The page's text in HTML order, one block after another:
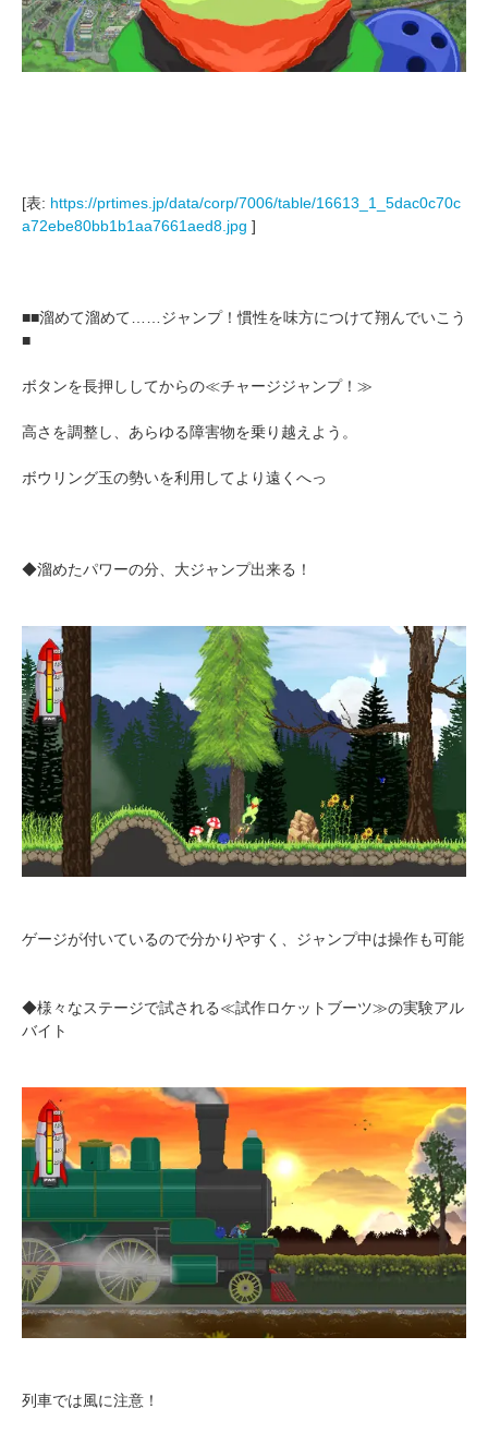
[表: https://prtimes.jp/data/corp/7006/table/16613_1_5dac0c70c
a72ebe80bb1b1aa7661aed8.jpg ]
■■溜めて溜めて……ジャンプ！慣性を味方につけて翔んでいこう
■
ボタンを長押ししてからの≪チャージジャンプ！≫
高さを調整し、あらゆる障害物を乗り越えよう。
ボウリング玉の勢いを利用してより遠くへっ
◆溜めたパワーの分、大ジャンプ出来る！
ゲージが付いているので分かりやすく、ジャンプ中は操作も可能
◆様々なステージで試される≪試作ロケットブーツ≫の実験アル
バイト
列車では風に注意！